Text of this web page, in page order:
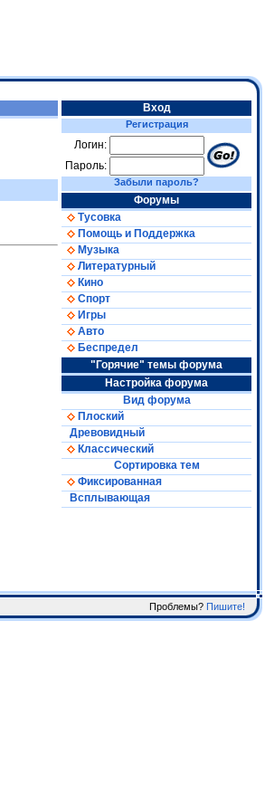
Вход
Регистрация
Логин:
Пароль:
Забыли пароль?
Форумы
Тусовка
Помощь и Поддержка
Музыка
Литературный
Кино
Спорт
Игры
Авто
Беспредел
"Горячие" темы форума
Настройка форума
Вид форума
Плоский
Древовидный
Классический
Сортировка тем
Фиксированная
Всплывающая
Проблемы? Пишите!